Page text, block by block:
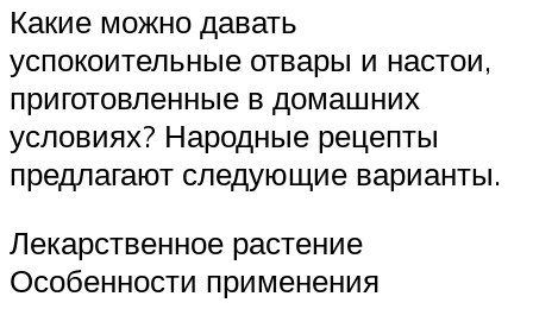
Какие можно давать
успокоительные отвары и настои,
приготовленные в домашних
условиях? Народные рецепты
предлагают следующие варианты.
Лекарственное растение
Особенности применения